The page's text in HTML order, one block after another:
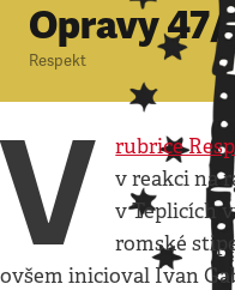
Opravy 47/
Respekt
V rubrice
v reakci na
v Teplicích
romské
ovšem inicioval Ivan